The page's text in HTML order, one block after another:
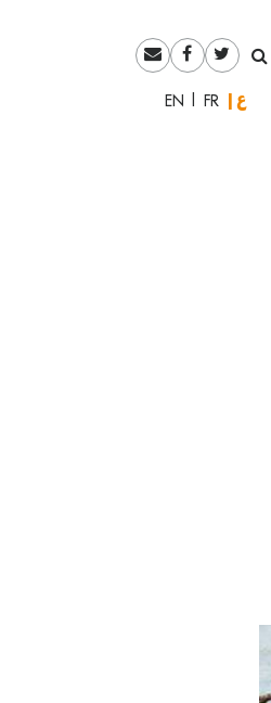
العربيةFrançais
English